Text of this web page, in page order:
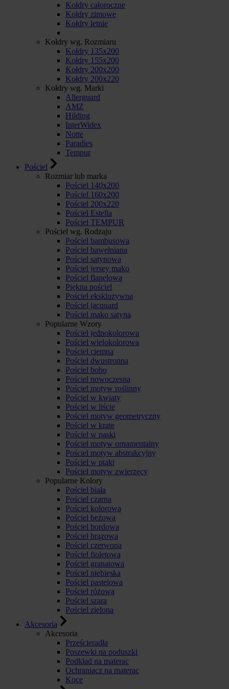
Kołdry całoroczne
Kołdry zimowe
Kołdry letnie
Kołdry wg. Rozmiaru
Kołdry 135x200
Kołdry 155x200
Kołdry 200x200
Kołdry 200x220
Kołdry wg. Marki
Allerguard
AMZ
Hilding
InterWidex
Notte
Paradies
Tempur
Pościel
Rozmiar lub marka
Pościel 140x200
Pościel 160x200
Pościel 200x220
Pościel Estella
Pościel TEMPUR
Pościel wg. Rodzaju
Pościel bambusowa
Pościel bawełniana
Pościel satynowa
Pościel jersey mako
Pościel flanelowa
Piękna pościel
Pościel ekskluzywna
Pościel jacquard
Pościel mako satyna
Popularne Wzory
Pościel jednokolorowa
Pościel wielokolorowa
Pościel ciemna
Pościel dwustronna
Pościel boho
Pościel nowoczesna
Pościel motyw roślinny
Pościel w kwiaty
Pościel w liście
Pościel motyw geometryczny
Pościel w kratę
Pościel w paski
Pościel motyw ornamentalny
Pościel motyw abstrakcyjny
Pościel w ptaki
Pościel motyw zwierzęcy
Popularne Kolory
Pościel biała
Pościel czarna
Pościel kolorowa
Pościel beżowa
Pościel bordowa
Pościel brązowa
Pościel czerwona
Pościel fioletowa
Pościel granatowa
Pościel niebieska
Pościel pastelowa
Pościel różowa
Pościel szara
Pościel zielona
Akcesoria
Akcesoria
Prześcieradła
Poszewki na poduszki
Podkład na materac
Ochraniacz na materac
Koce